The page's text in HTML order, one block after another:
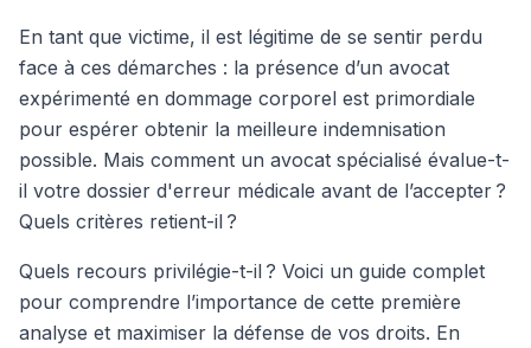
En tant que victime, il est légitime de se sentir perdu
face à ces démarches : la présence d’un avocat
expérimenté en dommage corporel est primordiale
pour espérer obtenir la meilleure indemnisation
possible. Mais comment un avocat spécialisé évalue-t-
il votre dossier d'erreur médicale avant de l’accepter ?
Quels critères retient-il ?
Quels recours privilégie-t-il ? Voici un guide complet
pour comprendre l’importance de cette première
analyse et maximiser la défense de vos droits. En